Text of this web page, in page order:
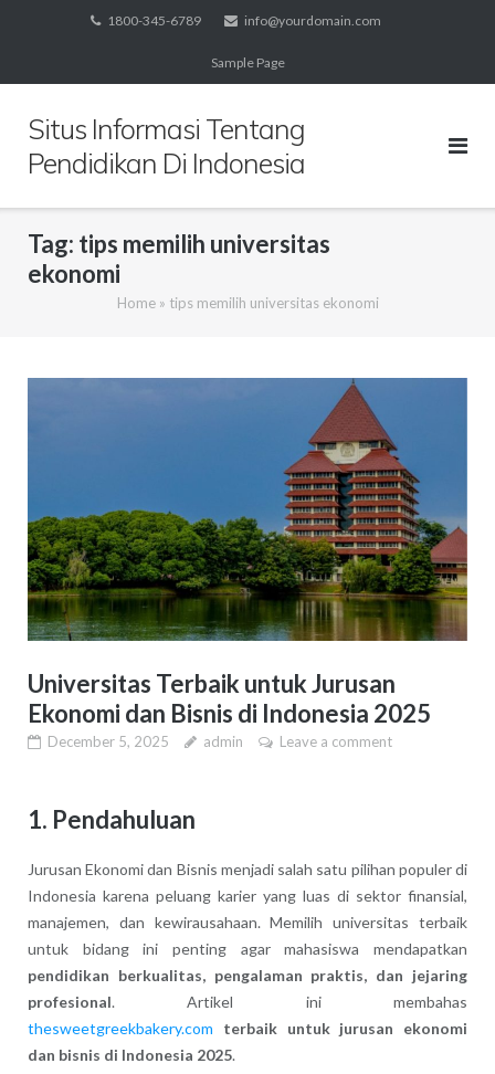
1800-345-6789 info@yourdomain.com
Sample Page
Situs Informasi Tentang
Pendidikan Di Indonesia
Tag: tips memilih universitas
ekonomi
Home» tips memilih universitas ekonomi
Universitas Terbaik untuk Jurusan
Ekonomi dan Bisnis di Indonesia 2025
December 5, 2025 admin Leave a comment
1. Pendahuluan
Jurusan Ekonomi dan Bisnis menjadi salah satu pilihan populer di
Indonesia karena peluang karier yang luas di sektor finansial,
manajemen, dan kewirausahaan. Memilih universitas terbaik
untuk bidang ini penting agar mahasiswa mendapatkan
pendidikan berkualitas, pengalaman praktis, dan jejaring
profesional. Artikel ini membahas
thesweetgreekbakery.com terbaik untuk jurusan ekonomi
dan bisnis di Indonesia 2025.